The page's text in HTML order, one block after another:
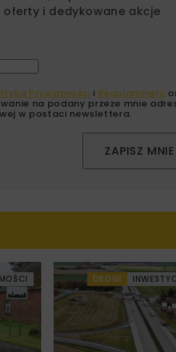
i dedykowane akcje
Prywatności i Regulaminem
na podany przeze mnie
w postaci newslettera.
ZAPISZ MNIE
DROGI